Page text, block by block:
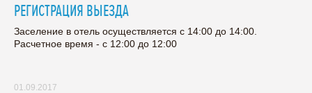
РЕГИСТРАЦИЯ ВЫЕЗДА
Заселение в отель осуществляется с 14:00 до 14:00.
Расчетное время - с 12:00 до 12:00
01.09.2017